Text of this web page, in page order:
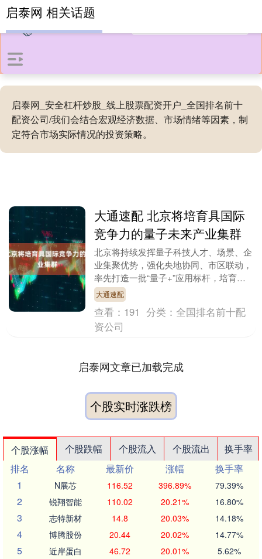
启泰网_安全杠杆炒股_线上股票配资开户_全国排名前十
配资公司/我们会结合宏观经济数据、市场情绪等因素，制
定符合市场实际情况的投资策略。
启泰网 相关话题
大通速配 北京将培育具国际
竞争力的量子未来产业集群
北京将持续发挥量子科技人才、场景、企
业集聚优势，强化央地协同、市区联动，
率先打造一批“量子+”应用标杆，培育具
有国际竞争力的量子未来产业集群，高标
准建设量子科技....
大通速配
查看： 191 分类：全国排名前十配
资公司
启泰网文章已加载完成
个股实时涨跌榜
个股涨幅 个股跌幅 个股流入 个股流出
换手率
排名
名称 最新价 涨幅
换手率
1
N展芯 116.52 396.89% 79.39%
2 锐翔智能 110.02 20.21% 16.80%
3 志特新材 14.8 20.03% 14.18%
4 博腾股份 20.44 20.02% 14.77%
5 近岸蛋白 46.72 20.01% 5.62%